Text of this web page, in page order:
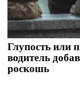
Глупость или
водитель
роскошь